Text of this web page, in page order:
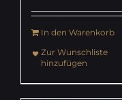
In den Warenkorb
Zur Wunschliste
hinzufügen